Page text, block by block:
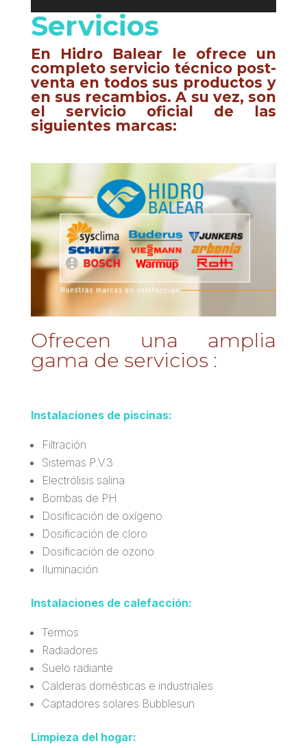
Servicios
En Hidro Balear le ofrece un
completo servicio técnico post-
venta en todos sus productos y
en sus recambios. A su vez, son
el servicio oficial de las
siguientes marcas:
Ofrecen una amplia
gama de servicios :
Instalaciones de piscinas:
Filtración
Sistemas P.V.3
Electrólisis salina
Bombas de PH
Dosificación de oxígeno
Dosificación de cloro
Dosificación de ozono
Iluminación
Instalaciones de calefacción:
Termos
Radiadores
Suelo radiante
Calderas domésticas e industriales
Captadores solares Bubblesun
Limpieza del hogar: